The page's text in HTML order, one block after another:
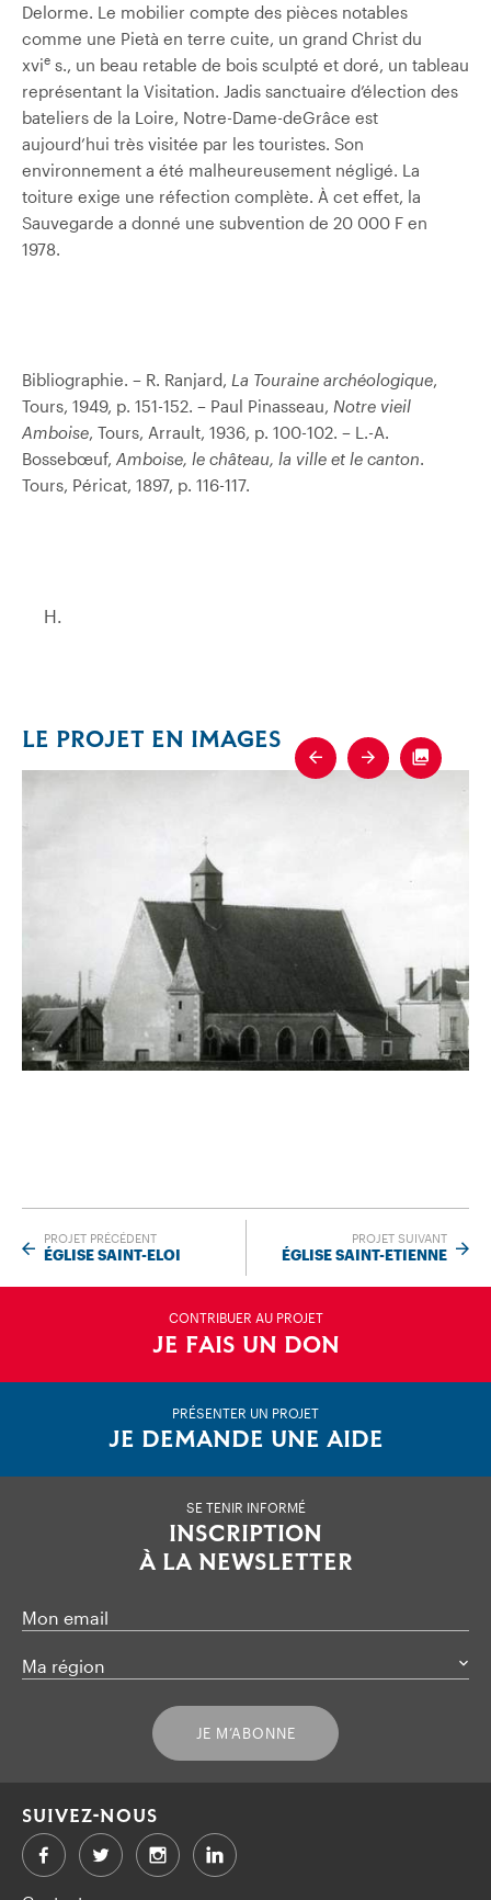
Delorme. Le mobilier compte des pièces notables
comme une Pietà en terre cuite, un grand Christ du
xvie s., un beau retable de bois sculpté et doré, un tableau
représentant la Visitation. Jadis sanctuaire d’élection des
bateliers de la Loire, Notre-Dame-de­Grâce est
aujourd’hui très visitée par les touristes. Son
environnement a été malheureusement négligé. La
toiture exige une réfection complète. À cet effet, la
Sauvegarde a donné une subvention de 20 000 F en
1978.
Bibliographie. – R. Ranjard, La Touraine archéologique,
Tours, 1949, p. 151-152. – Paul Pinasseau, Notre vieil
Amboise, Tours, Arrault, 1936, p. 100-102. – L.-A.
Bossebœuf, Amboise, le château, la ville et le canton.
Tours, Péricat, 1897, p. 116-117.
H.
LE PROJET EN IMAGES
Previous
Next
PROJET PRÉCÉDENT
ÉGLISE SAINT-ELOI
PROJET SUIVANT
ÉGLISE SAINT-ETIENNE
CONTRIBUER AU PROJET
JE FAIS UN DON
PRÉSENTER UN PROJET
JE DEMANDE UNE AIDE
SE TENIR INFORMÉ
INSCRIPTION
À LA NEWSLETTER
Mon email
Ma région
JE M’ABONNE
SUIVEZ-NOUS
FacebookTwitter LinkedIn